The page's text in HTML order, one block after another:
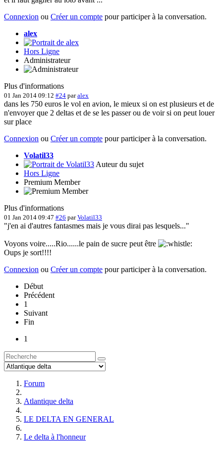
Connexion ou Créer un compte pour participer à la conversation.
alex
Hors Ligne
Administrateur
Plus d'informations
01 Jan 2014 09:12 #24 paralex
dans les 750 euros le vol en avion, le mieux si on est plusieurs et de
n'envoyer que 2 deltas et de se les passer ou de voir si on peut louer
sur place
Connexion ou Créer un compte pour participer à la conversation.
Volatil33
Auteur du sujet
Hors Ligne
Premium Member
Plus d'informations
01 Jan 2014 09:47 #26 parVolatil33
"j'en ai d'autres fantasmes mais je vous dirai pas lesquels..."
Voyons voire.....Rio......le pain de sucre peut être
Oups je sort!!!!
Connexion ou Créer un compte pour participer à la conversation.
Début
Précédent
1
Suivant
Fin
1
Forum
Atlantique delta
LE DELTA EN GENERAL
Le delta à l'honneur